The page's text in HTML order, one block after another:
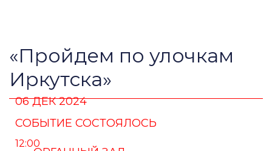
«Пройдем по улочкам
Иркутска»
06 ДЕК 2024
СОБЫТИЕ СОСТОЯЛОСЬ
12:00